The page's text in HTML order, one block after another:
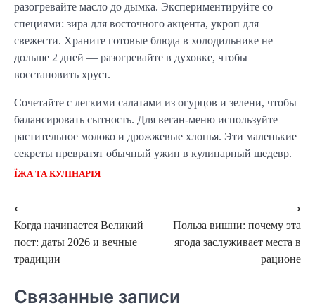
разогревайте масло до дымка. Экспериментируйте со
специями: зира для восточного акцента, укроп для
свежести. Храните готовые блюда в холодильнике не
дольше 2 дней — разогревайте в духовке, чтобы
восстановить хруст.
Сочетайте с легкими салатами из огурцов и зелени, чтобы
балансировать сытность. Для веган-меню используйте
растительное молоко и дрожжевые хлопья. Эти маленькие
секреты превратят обычный ужин в кулинарный шедевр.
ЇЖА ТА КУЛІНАРІЯ
Навигация
по
записям
⟵
Когда начинается Великий
пост: даты 2026 и вечные
традиции
Польза вишни: почему эта
ягода заслуживает места в
рационе
⟶
Связанные записи